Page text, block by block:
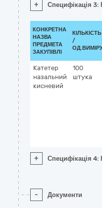
+ Специфікація 3:
КОНКРЕТНА
НАЗВА
ПРЕДМЕТА
ЗАКУПІВЛІ
КІЛЬКІСТЬ
/
Катетер
назальний
кисневий
100
штука
+ Специфікація 4:
- Документи